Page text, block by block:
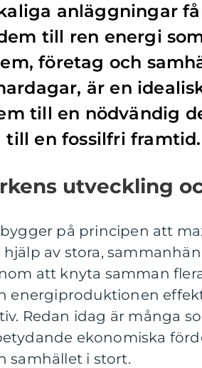
anläggningar
till ren energi
företag och
är en
till en nödvändig
till en fossilfri framtid.
utveckling
på principen att
av stora,
att knyta samman
energiproduktionen
Redan idag är många
ekonomiska
samhället i stort.